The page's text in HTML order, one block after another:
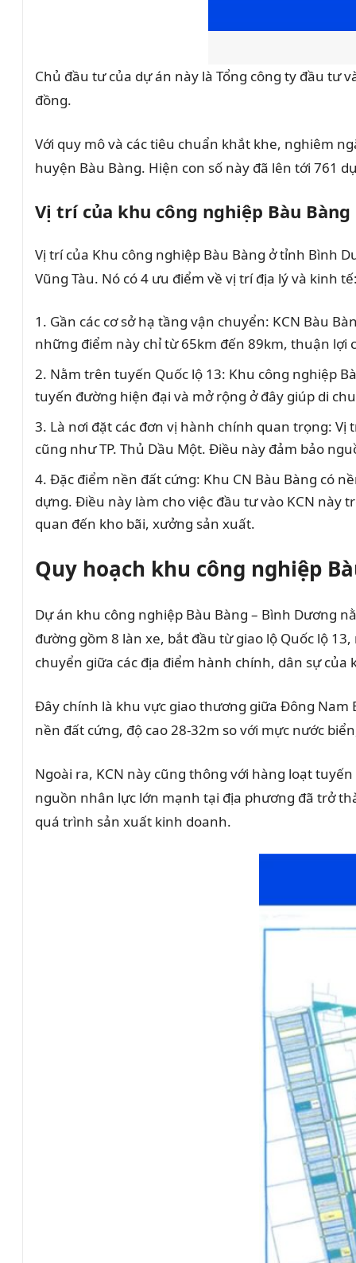
Chủ đầu tư của dự án này là Tổng công ty đầu tư
đồng.
Với quy mô và các tiêu chuẩn khắt khe, nghiêm
huyện Bàu Bàng. Hiện con số này đã lên tới 761
Vị trí của khu công nghiệp Bàu Bàng
Vị trí của Khu công nghiệp Bàu Bàng ở tỉnh Bình
Vũng Tàu. Nó có 4 ưu điểm về vị trí địa lý và kinh
Gần các cơ sở hạ tầng vận chuyển: KCN Bàu
những điểm này chỉ từ 65km đến 89km, thuận
Nằm trên tuyến Quốc lộ 13: Khu công nghiệp
tuyến đường hiện đại và mở rộng ở đây giúp di
Là nơi đặt các đơn vị hành chính quan trọng:
cũng như TP. Thủ Dầu Một. Điều này đảm bảo
Đặc điểm nền đất cứng: Khu CN Bàu Bàng có
dựng. Điều này làm cho việc đầu tư vào KCN này
quan đến kho bãi, xưởng sản xuất.
Quy hoạch khu công nghiệp
Dự án khu công nghiệp Bàu Bàng – Bình Dương
đường gồm 8 làn xe, bắt đầu từ giao lộ Quốc lộ
chuyển giữa các địa điểm hành chính, dân sự của
Đây chính là khu vực giao thương giữa Đông Nam
nền đất cứng, độ cao 28-32m so với mực nước
Ngoài ra, KCN này cũng thông với hàng loạt
nguồn nhân lực lớn mạnh tại địa phương đã trở
quá trình sản xuất kinh doanh.